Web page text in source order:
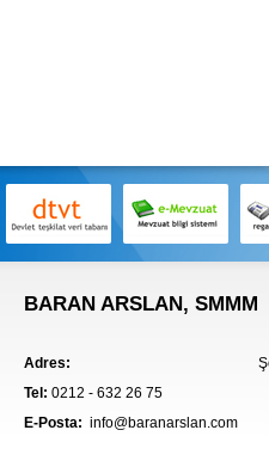
BARAN ARSLAN, SMMM
Adres:
Tel: 0212 - 632 26 75
E-Posta: info@baranarslan.com